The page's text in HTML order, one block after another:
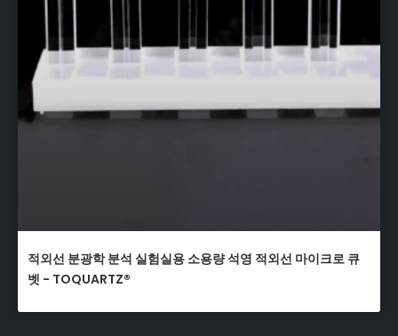
적외선 분광학 분석 실험실용 소용량 석영 적외선 마이크로 큐
벳 - TOQUARTZ®